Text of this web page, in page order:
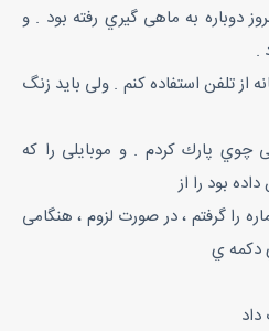
دوباره به ماهی گیري رفته بود . و
.
از تلفن استفاده کنم . ولی باید زنگ
پارك کردم . و موبایلی را که
بود را از
را گرفتم ، در صورت لزوم ، هنگامی
دکمه ي